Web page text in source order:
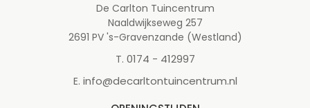
De Carlton Tuincentrum
Naaldwijkseweg 257
2691 PV 's-Gravenzande (Westland)
T. 0174 - 412997
E. info@decarltontuincentrum.nl